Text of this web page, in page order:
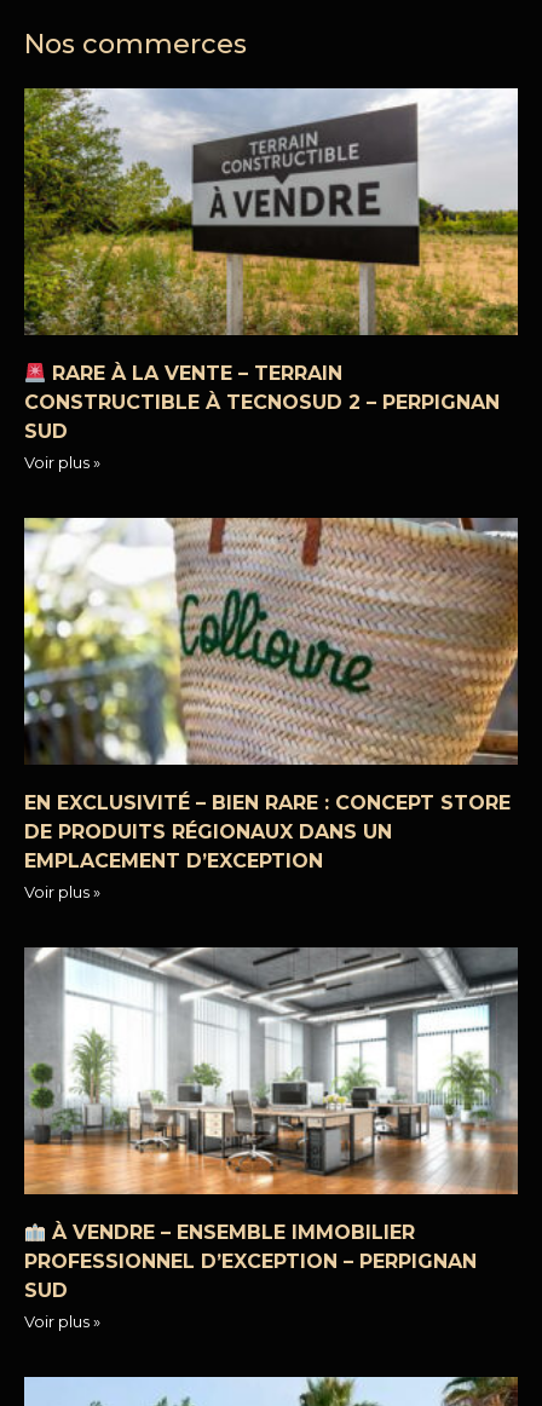
Nos commerces
RARE À LA VENTE – TERRAIN
CONSTRUCTIBLE À TECNOSUD 2 – PERPIGNAN
SUD
Voir plus »
EN EXCLUSIVITÉ – BIEN RARE : CONCEPT STORE
DE PRODUITS RÉGIONAUX DANS UN
EMPLACEMENT D’EXCEPTION
Voir plus »
À VENDRE – ENSEMBLE IMMOBILIER
PROFESSIONNEL D’EXCEPTION – PERPIGNAN
SUD
Voir plus »